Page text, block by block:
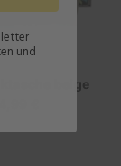
beige
und